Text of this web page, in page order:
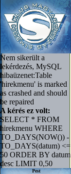
Nem sikerült a
lekérdezés, MySQL
hibaüzenet:Table
'hirekmenu' is marked
as crashed and should
be repaired
A kérés ez volt:
SELECT * FROM
hirekmenu WHERE
TO_DAYS(NOW()) -
TO_DAYS(datum) <=
50 ORDER BY datum
desc LIMIT 0,50
Pest